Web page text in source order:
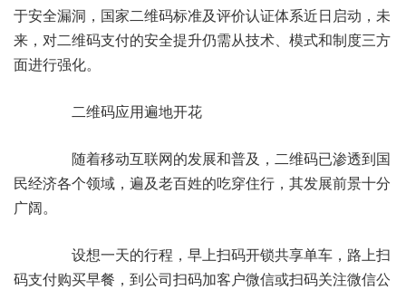
于安全漏洞，国家二维码标准及评价认证体系近日启动，未
来，对二维码支付的安全提升仍需从技术、模式和制度三方
面进行强化。
二维码应用遍地开花
随着移动互联网的发展和普及，二维码已渗透到国
民经济各个领域，遍及老百姓的吃穿住行，其发展前景十分
广阔。
设想一天的行程，早上扫码开锁共享单车，路上扫
码支付购买早餐，到公司扫码加客户微信或扫码关注微信公